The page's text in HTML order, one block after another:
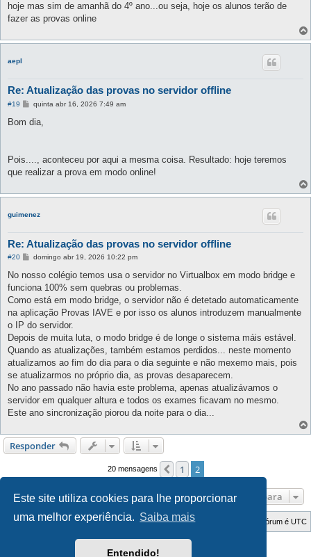
Este site utiliza cookies para lhe proporcionar
uma melhor experiência. Saiba mais
Entendido!
m
hoje mas sim de amanhã do 4º ano...ou seja, hoje os alunos terão de
fazer as provas online
aepl
Re: Atualização das provas no servidor offline
#19
M
n
m
quinta abr 16, 2026 7:49 am
Bom dia,
Pois...., aconteceu por aqui a mesma coisa. Resultado: hoje teremos
que realizar a prova em modo online!
guimenez
Re: Atualização das provas no servidor offline
#20
M
n
a
g
m
domingo abr 19, 2026 10:22 pm
No nosso colégio temos usa o servidor no Virtualbox em modo bridge e
funciona 100% sem quebras ou problemas.
Como está em modo bridge, o servidor não é detetado automaticamente
na aplicação Provas IAVE e por isso os alunos introduzem manualmente
o IP do servidor.
Depois de muita luta, o modo bridge é de longe o sistema máis estável.
Quando as atualizações, também estamos perdidos... neste momento
atualizamos ao fim do dia para o dia seguinte e não mexemo mais, pois
se atualizarmos no próprio dia, as provas desaparecem.
No ano passado não havia este problema, apenas atualizávamos o
servidor em qualquer altura e todos os exames ficavam no mesmo.
Este ano sincronização piorou da noite para o dia...
Responder
20 mensagens Anterior
1 2
Ir para
Índice do Fórum O Fuso Horário do Fórum é UTC
GTA game
Desenvolvido porphpBB® Forum Software © phpBB Limited